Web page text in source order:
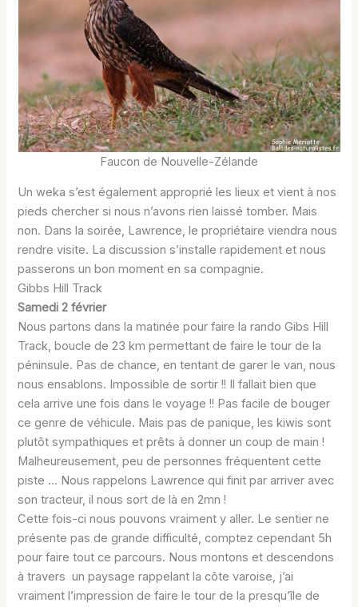
Faucon de Nouvelle-Zélande
Un weka s’est également approprié les lieux et vient à nos
pieds chercher si nous n’avons rien laissé tomber. Mais
non. Dans la soirée, Lawrence, le propriétaire viendra nous
rendre visite. La discussion s’installe rapidement et nous
passerons un bon moment en sa compagnie.
Gibbs Hill Track
Samedi 2 février
Nous partons dans la matinée pour faire la rando Gibs Hill
Track, boucle de 23 km permettant de faire le tour de la
péninsule. Pas de chance, en tentant de garer le van, nous
nous ensablons. Impossible de sortir !! Il fallait bien que
cela arrive une fois dans le voyage !! Pas facile de bouger
ce genre de véhicule. Mais pas de panique, les kiwis sont
plutôt sympathiques et prêts à donner un coup de main !
Malheureusement, peu de personnes fréquentent cette
piste … Nous rappelons Lawrence qui finit par arriver avec
son tracteur, il nous sort de là en 2mn !
Cette fois-ci nous pouvons vraiment y aller. Le sentier ne
présente pas de grande difficulté, comptez cependant 5h
pour faire tout ce parcours. Nous montons et descendons
à travers un paysage rappelant la côte varoise, j’ai
vraiment l’impression de faire le tour de la presqu’île de